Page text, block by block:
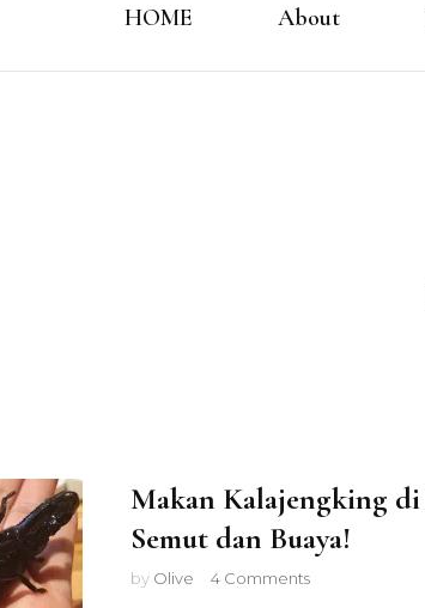
HOME About
Makan Kalajengking
Semut dan Buaya!
by Olive 4 Commentson